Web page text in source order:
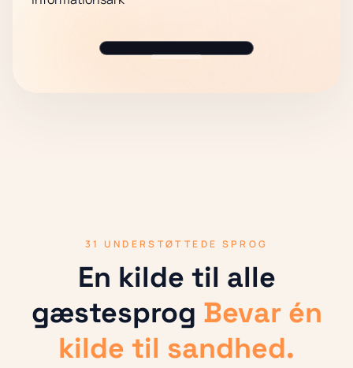
31 UNDERSTØTTEDE SPROG
En kilde til alle
gæstesprog Bevar én
kilde til sandhed.